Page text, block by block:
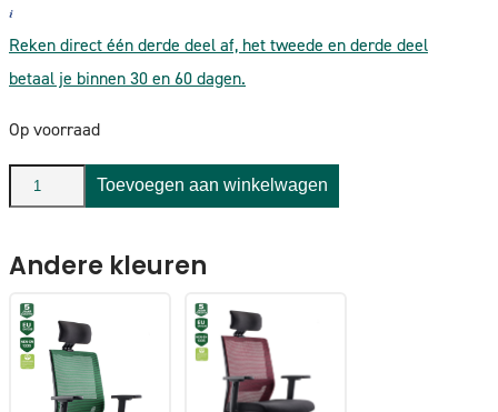
Reken direct één derde deel af, het tweede en derde deel
betaal je binnen 30 en 60 dagen.
Op voorraad
BENS
850H-
3
Blauw
aantal
Toevoegen aan winkelwagen
Andere kleuren